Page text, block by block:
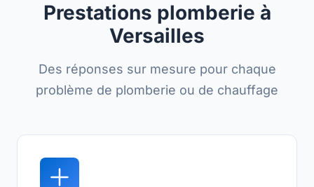
Prestations plomberie à
Versailles
Des réponses sur mesure pour chaque
problème de plomberie ou de chauffage